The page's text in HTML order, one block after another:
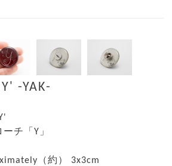
-YAK-
チ「Y」
（約） 3x3cm